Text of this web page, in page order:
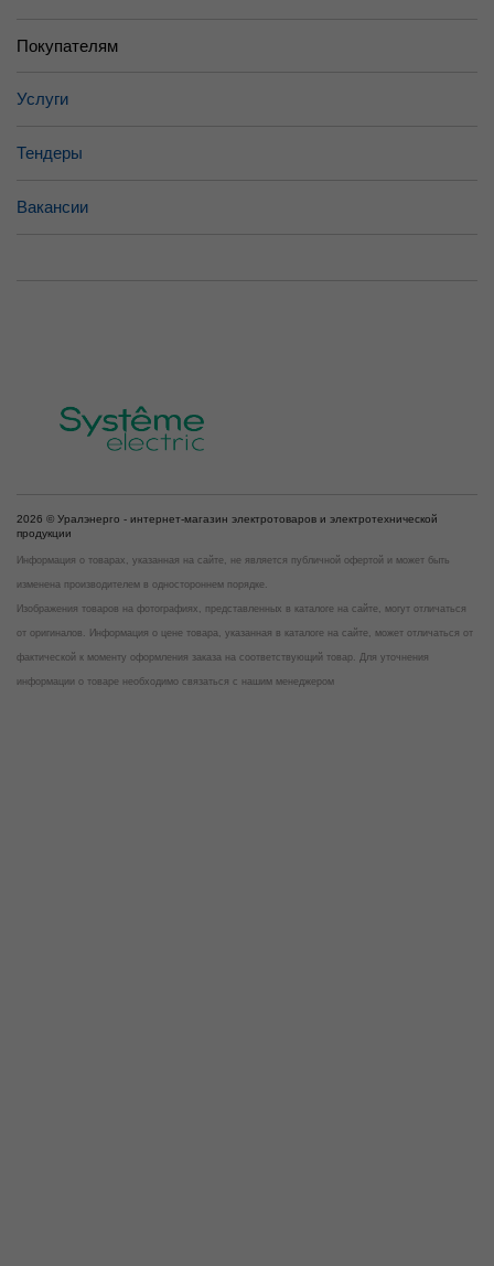
Услуги
Тендеры
Вакансии
Покупателям
2026 © Уралэнерго - интернет-магазин электротоваров и электротехнической
продукции
Информация о товарах, указанная на сайте, не является публичной офертой и может быть
изменена производителем в одностороннем порядке.
Изображения товаров на фотографиях, представленных в каталоге на сайте, могут отличаться
от оригиналов. Информация о цене товара, указанная в каталоге на сайте, может отличаться от
фактической к моменту оформления заказа на соответствующий товар. Для уточнения
информации о товаре необходимо связаться с нашим менеджером